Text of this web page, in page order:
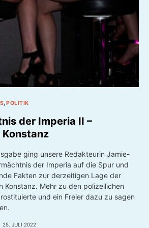
POLITIK
der Imperia II –
ging unsere Redakteurin Jamie-
der Imperia auf die Spur und
Fakten zur derzeitigen Lage der
Konstanz. Mehr zu den polizeilichen
und ein Freier dazu zu sagen
25. JULI 2022